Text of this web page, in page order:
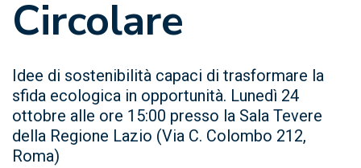
Circolare
Idee di sostenibilità capaci di trasformare la
sfida ecologica in opportunità. Lunedì 24
ottobre alle ore 15:00 presso la Sala Tevere
della Regione Lazio (Via C. Colombo 212,
Roma)